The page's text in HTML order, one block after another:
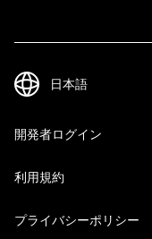
開発者ログイン
利用規約
プライバシーポリシー